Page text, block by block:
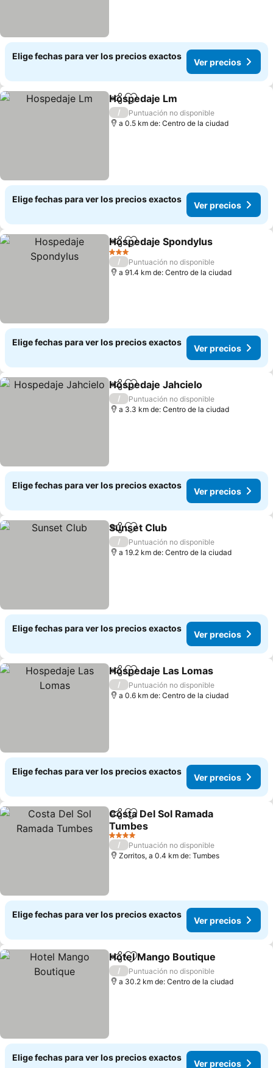
Elige fechas para ver los precios exactos
Ver precios
CompartirAgregar a favoritos
Hospedaje Lm
/
Puntuación no disponible
a 0.5 km de: Centro de la ciudad
Elige fechas para ver los precios exactos
Ver precios
CompartirAgregar a favoritos
Hospedaje Spondylus
3 Estrellas
/
Puntuación no disponible
a 91.4 km de: Centro de la ciudad
Elige fechas para ver los precios exactos
Ver precios
CompartirAgregar a favoritos
Hospedaje Jahcielo
/
Puntuación no disponible
a 3.3 km de: Centro de la ciudad
Elige fechas para ver los precios exactos
Ver precios
CompartirAgregar a favoritos
Sunset Club
/
Puntuación no disponible
a 19.2 km de: Centro de la ciudad
Elige fechas para ver los precios exactos
Ver precios
CompartirAgregar a favoritos
Hospedaje Las Lomas
/
Puntuación no disponible
a 0.6 km de: Centro de la ciudad
Elige fechas para ver los precios exactos
Ver precios
CompartirAgregar a favoritos
Costa Del Sol Ramada
Tumbes
4 Estrellas
/
Puntuación no disponible
Zorritos, a 0.4 km de: Tumbes
Elige fechas para ver los precios exactos
Ver precios
CompartirAgregar a favoritos
Hotel Mango Boutique
/
Puntuación no disponible
a 30.2 km de: Centro de la ciudad
Elige fechas para ver los precios exactos
Ver precios